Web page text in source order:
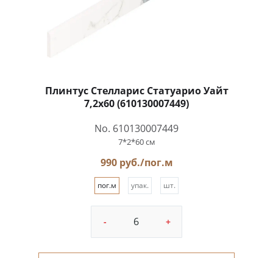
Плинтус Стелларис Статуарио Уайт
7,2x60 (610130007449)
No. 610130007449
7*2*60 см
990 руб./пог.м
пог.м упак. шт.
- +